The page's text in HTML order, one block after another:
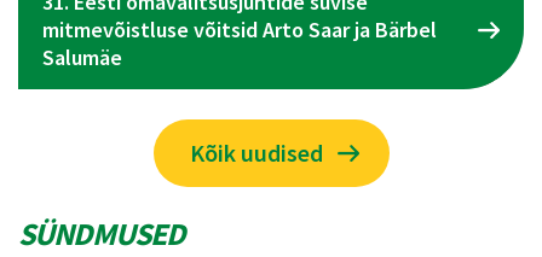
Spordiliidu Jõud üldkogu koosolek toimub
Kõik uudised
SÜNDMUSED